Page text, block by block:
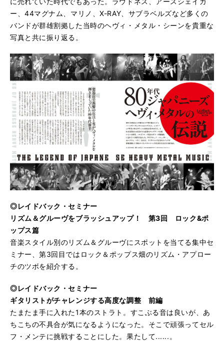
ー、44マグナム、マリノ、X-RAY、サブラベルズなど多くの
バンドが群雄割拠した当時のヘヴィ・メタル・シーンを貴重な
写真と共に振り返る。
◎レイドバック・セミナー
リズム＆グルーヴをブラッシュアップ！ 第3回 ロック&ポ
ップス篇
音楽スタイル別のリズム＆グルーヴにスポットを当てる集中セ
ミナー、第3回目ではロック＆ポップス畑のリズム・アプロー
チのツボを紹介する。
◎レイドバック・セミナー
ギタリストがチャレンジする高度な調整 前編
たまたま手に入れた1本のストラト。すこぶる音は良いが、あ
ちこちの不具合が気になるようになった。そこで頑張ってセル
フ・メンテに挑戦することにした。果たして......。